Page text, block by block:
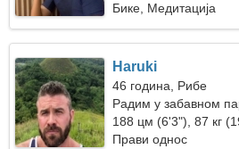
Бике, Медитација
Haruki
46 година, Рибе
Радим у забавном
скромном женом
188 цм (6'3"), 87 кг
Прави однос